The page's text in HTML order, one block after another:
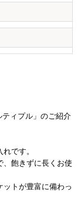
ィプル」のご紹介
です。
飽きずに長くお使
トが豊富に備わっ